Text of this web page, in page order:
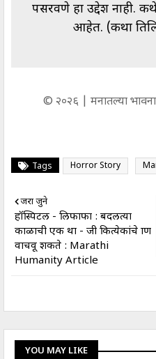
पसरवणे हा उद्देश नाही.
आहेत. (कथा
© २०२६ | मनातल्या
Tags Horror Story
जरा जुने
हॉस्पिटल - लिफाफा : बदलत्या
काळाची एक प्रथा - जी कित्येकांचे प्राण
वाचवू शकते : Marathi
Humanity Article
YOU MAY LIKE